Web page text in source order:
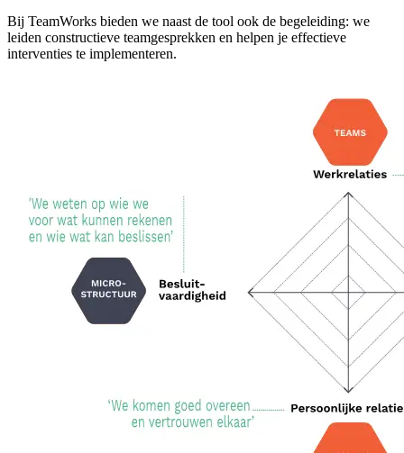
Bij TeamWorks bieden we naast de tool ook de begeleiding: we
leiden constructieve teamgesprekken en helpen je effectieve
interventies te implementeren.